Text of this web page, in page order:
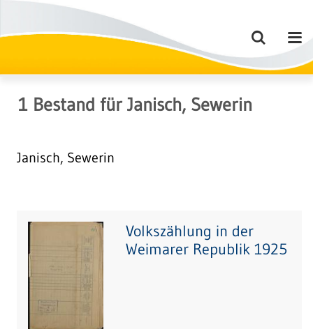
1 Bestand für Janisch, Sewerin
Janisch, Sewerin
Volkszählung in der
Weimarer Republik 1925